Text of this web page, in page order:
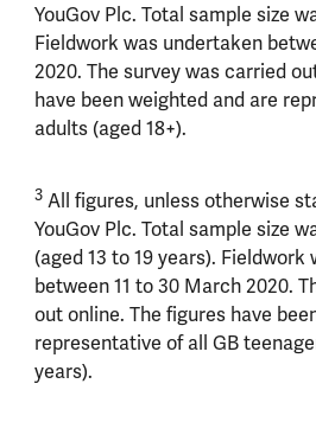
YouGov Plc. Total sample size
Fieldwork was undertaken
2020. The survey was carried
have been weighted and are
adults (aged 18+).
3All figures, unless otherwise
YouGov Plc. Total sample size
(aged 13 to 19 years).
between 11 to 30 March 2020.
out online. The figures have
representative of all GB
years).